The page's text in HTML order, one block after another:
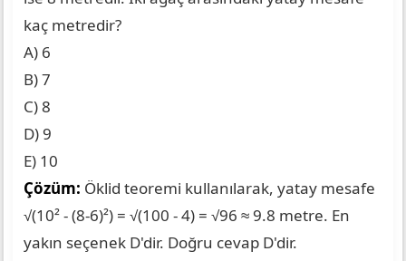
kaç metredir?
A) 6
B) 7
C) 8
D) 9
E) 10
Çözüm: Öklid teoremi kullanılarak, yatay mesafe
√(10² - (8-6)²) = √(100 - 4) = √96 ≈ 9.8 metre. En
yakın seçenek D'dir. Doğru cevap D'dir.